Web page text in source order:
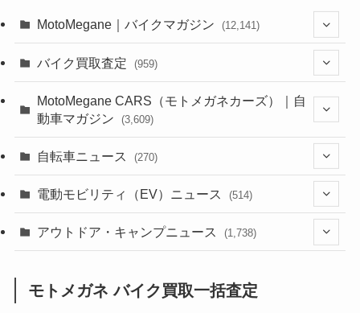
MotoMegane｜バイクマガジン (12,141)
(44)
(640)
(118)
(60)
(31)
(252)
(38)
(24)
(249)
(64)
(306)
(6,958)
(2,474)
(249)
(1,226)
(12)(66)
(1,143)
バイク買取査定 (959)
(352)
MotoMegane CARS（モトメガネカーズ）｜自
動車マガジン
(3,609)
(187)
(137) (2,744)
自転車ニュース (270)
(54)
(211)
電動モビリティ（EV）ニュース (514)
(132)
(171)
アウトドア・キャンプニュース (1,738)
モトメガネ バイク買取一括査定